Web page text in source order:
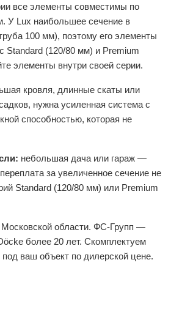
все элементы совместимы по
У Lux наибольшее сечение в
100 мм), поэтому его элементы
Standard (120/80 мм) и Premium
элементы внутри своей серии.
кровля, длинные скаты или
нужна усиленная система с
способностью, которая не
небольшая дача или гараж —
за увеличенное сечение не
Standard (120/80 мм) или Premium
Московской области. ФС-Групп —
более 20 лет. Скомплектуем
ваш объект по дилерской цене.